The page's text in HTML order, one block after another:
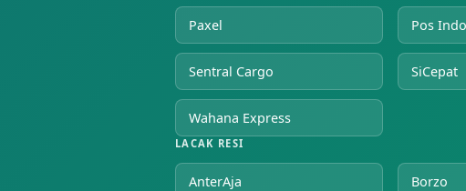
Paxel Pos
Sentral Cargo SiCepat
Wahana Express
LACAK RESI
AnterAja Borzo